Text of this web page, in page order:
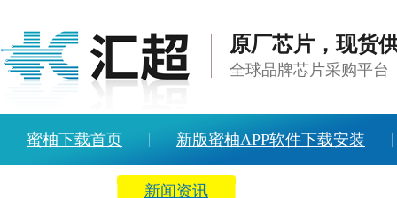
原厂芯片，现货
全球品牌芯片采购平台
蜜柚下载首页 新版蜜柚APP软件下载安装
新闻资讯